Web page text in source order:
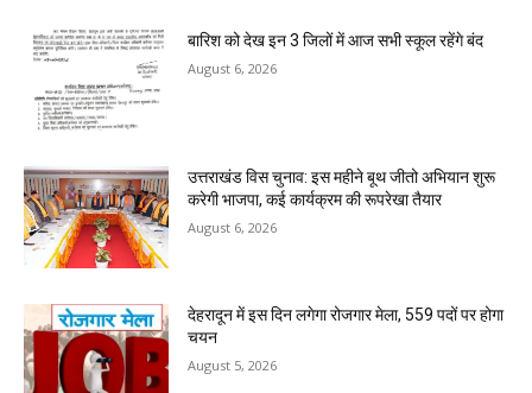
बारिश को देख इन 3 जिलों में आज सभी स्कूल रहेंगे बंद
August 6, 2026
उत्तराखंड विस चुनाव: इस महीने बूथ जीतो अभियान शुरू
करेगी भाजपा, कई कार्यक्रम की रूपरेखा तैयार
August 6, 2026
देहरादून में इस दिन लगेगा रोजगार मेला, 559 पदों पर होगा
चयन
August 5, 2026